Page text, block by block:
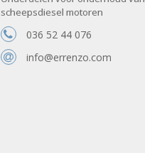
scheepsdiesel motoren
036 52 44 076
info@errenzo.com